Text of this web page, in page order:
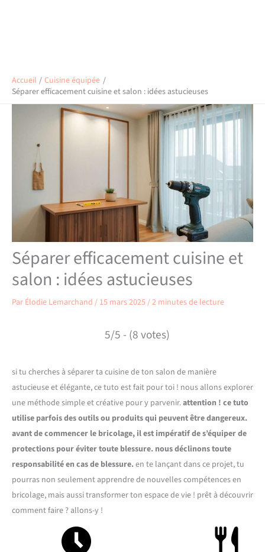
Accueil
Cuisine équipée
Séparer efficacement cuisine et salon : idées astucieuses
Séparer efficacement cuisine et
salon : idées astucieuses
Par Élodie Lemarchand / 15 mars 2025/2 minutes de lecture
5/5 - (8 votes)
si tu cherches à séparer ta cuisine de ton salon de manière
astucieuse et élégante, ce tuto est fait pour toi ! nous allons explorer
une méthode simple et créative pour y parvenir.attention ! ce tuto
utilise parfois des outils ou produits qui peuvent être dangereux.
avant de commencer le bricolage, il est impératif de s’équiper de
protections pour éviter toute blessure. nous déclinons toute
responsabilité en cas de blessure.en te lançant dans ce projet, tu
pourras non seulement apprendre de nouvelles compétences en
bricolage, mais aussi transformer ton espace de vie ! prêt à découvrir
comment faire ? allons-y !